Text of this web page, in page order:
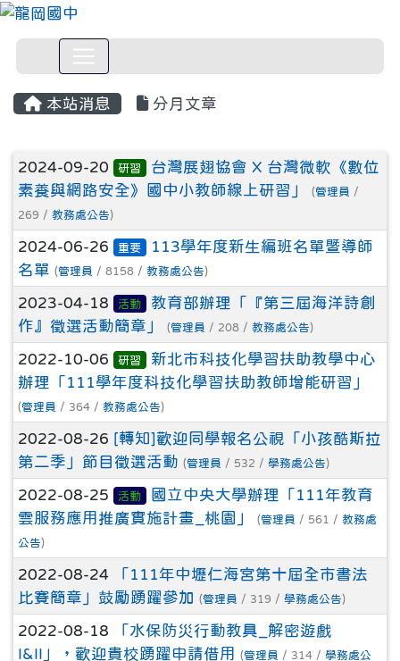
本站消息 分月文章
文章列表
2024-09-20 研習
台灣展翅協會 X 台灣微軟《數位
素養與網路安全》國中小教師線上研習」
(管理員 /
269 / 教務處公告)
2024-06-26 重要
113學年度新生編班名單暨導師
名單 (管理員 / 8158 / 教務處公告)
2023-04-18 活動
教育部辦理「『第三屆海洋詩創
作』徵選活動簡章」
(管理員 / 208 / 教務處公告)
2022-10-06 研習
新北市科技化學習扶助教學中心
辦理「111學年度科技化學習扶助教師增能研習」
(管理員 / 364 / 教務處公告)
2022-08-26 [轉知]歡迎同學報名公視「小孩酷斯拉
第二季」節目徵選活動 (管理員 / 532 / 學務處公告)
2022-08-25 活動
國立中央大學辦理「111年教育
雲服務應用推廣實施計畫_桃園」
(管理員 / 561 / 教務處
公告)
2022-08-24
「111年中壢仁海宮第十屆全市書法
比賽簡章」鼓勵踴躍參加 (管理員 / 319 / 學務處公告)
2022-08-18
「水保防災行動教具_解密遊戲
I&II」，歡迎貴校踴躍申請借用
(管理員 / 314 / 學務處公